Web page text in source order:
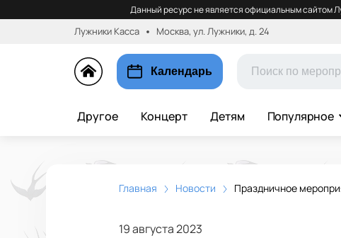
Данный ресурс не является официальным сайтом
Лужники Касса Москва, ул. Лужники, д. 24
Календарь
Другое Концерт Детям Популярное
Главная Новости Праздничное
19 августа 2023